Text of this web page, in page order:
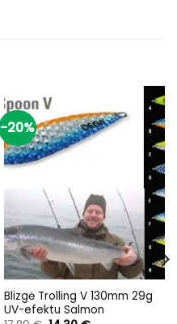
-20%
Blizgė Trolling V 130mm 29g
UV-efektu Salmon